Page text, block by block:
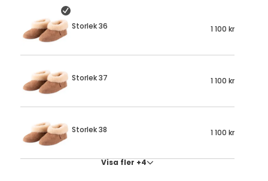
Storlek 36 1 100 kr
Storlek 37 1 100 kr
Storlek 38 1 100 kr
Visa fler +4